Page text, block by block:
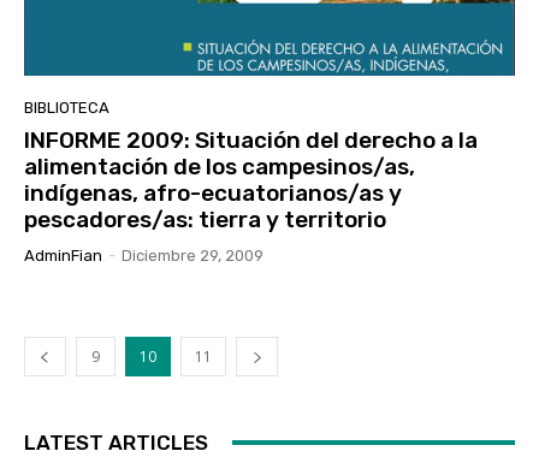
BIBLIOTECA
INFORME 2009: Situación del derecho a la
alimentación de los campesinos/as,
indígenas, afro-ecuatorianos/as y
pescadores/as: tierra y territorio
AdminFian - Diciembre 29, 2009
9 10 11
LATEST ARTICLES